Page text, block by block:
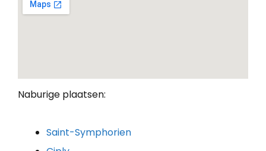
Naburige plaatsen:
Saint-Symphorien